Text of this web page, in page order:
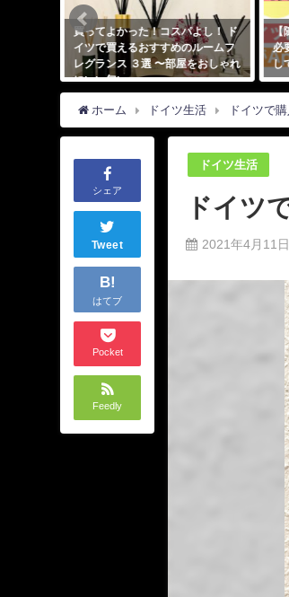
買ってよかった！コスパよし！ ド
イツで買えるおすすめのルームフ
レグランス ３選 〜部屋をおしゃれ
にいい匂い〜
【
必
し
ホーム ドイツ生活 ドイツで
シェア
Tweet
B!
はてブ
Pocket
Feedly
ドイツ生活
ドイツ
2021年4月11日